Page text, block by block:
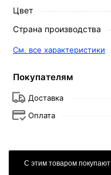
Цвет
Страна производства
См. все характеристики
Покупателям
Доставка
Оплата
С этим товаром покупают